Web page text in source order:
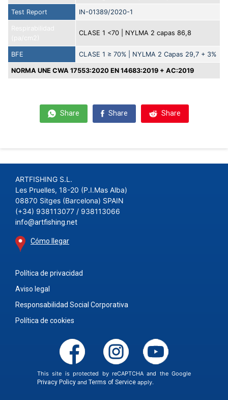
Test Report IN-01389/2020-1
Respirabilidad
(pa/cm2)
CLASE 1 <70 | NYLMA 2 capas 86,8
BFE CLASE 1 ≥ 70% | NYLMA 2 Capas 29,7 + 3%
NORMA UNE CWA 17553:2020 EN 14683:2019 + AC:2019
Share Share Share
ARTFISHING S.L.
Les Pruelles, 18-20 (P.I.Mas Alba)
08870 Sitges (Barcelona) SPAIN
(+34) 938113077 / 938113066
info@artfishing.net
Cómo llegar
Política de privacidad
Aviso legal
Responsabilidad Social Corporativa
Política de cookies
This site is protected by reCAPTCHA and the Google
Privacy Policyand Terms of Serviceapply.